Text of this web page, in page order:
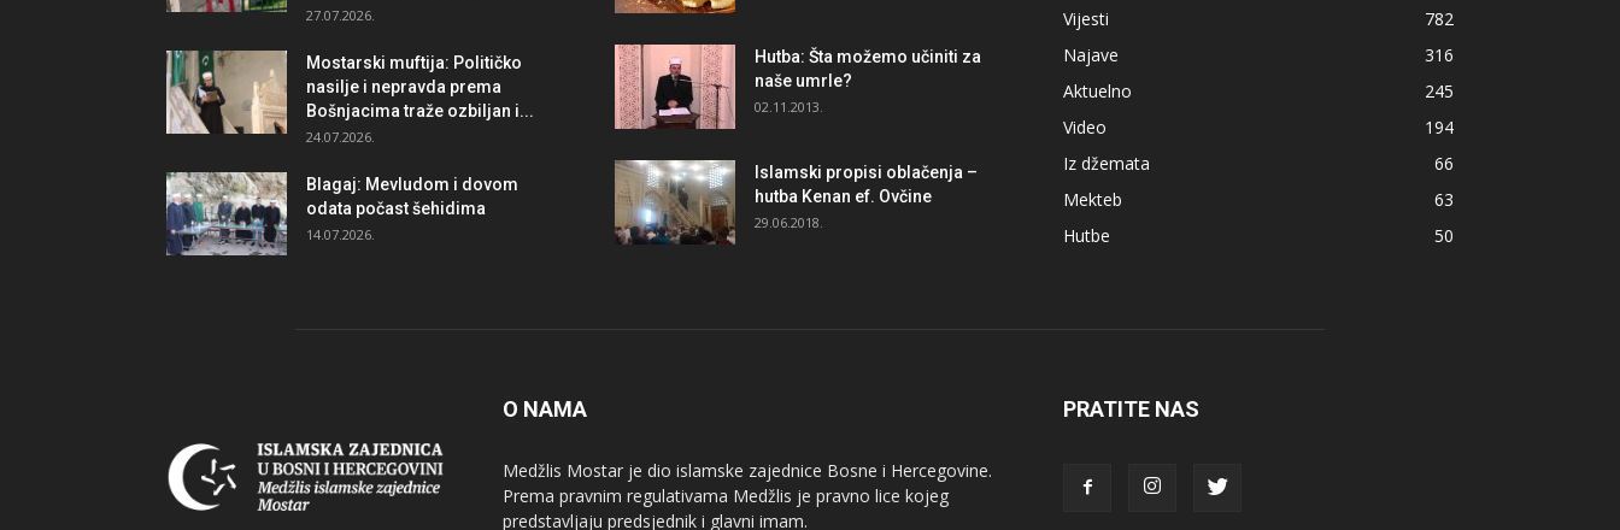
27.07.2026.
Mostarski muftija: Političko
nasilje i nepravda prema
Bošnjacima traže ozbiljan i...
24.07.2026.
Blagaj: Mevludom i dovom
odata počast šehidima
14.07.2026.
Hutba: Šta možemo učiniti za
naše umrle?
02.11.2013.
Islamski propisi oblačenja –
hutba Kenan ef. Ovčine
29.06.2018.
Vijesti
782
Najave
316
Aktuelno
245
Video
194
Iz džemata
66
Mekteb
63
Hutbe
50
O NAMA
Medžlis Mostar je dio islamske zajednice Bosne i Hercegovine.
Prema pravnim regulativama Medžlis je pravno lice kojeg
predstavljaju predsjednik i glavni imam.
PRATITE NAS